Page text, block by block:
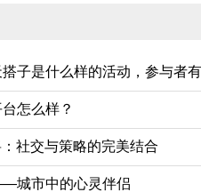
子是什么样的活动，参与者
怎么样？
社交与策略的完美结合
城市中的心灵伴侣